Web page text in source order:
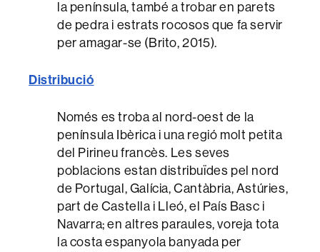
la península, també a trobar en parets
de pedra i estrats rocosos que fa servir
per amagar-se (Brito, 2015).
Distribució
Només es troba al nord-oest de la
península Ibèrica i una regió molt petita
del Pirineu francès. Les seves
poblacions estan distribuïdes pel nord
de Portugal, Galícia, Cantàbria, Astúries,
part de Castella i Lleó, el País Basc i
Navarra; en altres paraules, voreja tota
la costa espanyola banyada per